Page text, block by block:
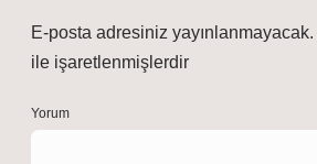
E-posta adresiniz yayınlanmayacak.
ile işaretlenmişlerdir
Yorum